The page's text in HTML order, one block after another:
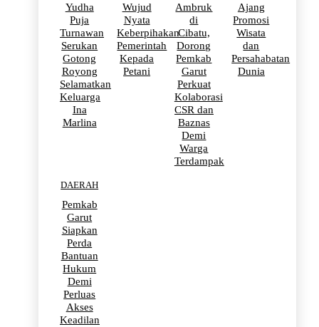
Yudha
Puja
Turnawan
Serukan
Gotong
Royong
Selamatkan
Keluarga
Ina
Marlina
Wujud
Nyata
Keberpihakan
Pemerintah
Kepada
Petani
Ambruk
di
Cibatu,
Dorong
Pemkab
Garut
Perkuat
Kolaborasi
CSR dan
Baznas
Demi
Warga
Terdampak
Ajang
Promosi
Wisata
dan
Persahabatan
Dunia
DAERAH
Pemkab
Garut
Siapkan
Perda
Bantuan
Hukum
Demi
Perluas
Akses
Keadilan